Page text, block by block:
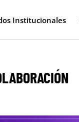
Institucionales